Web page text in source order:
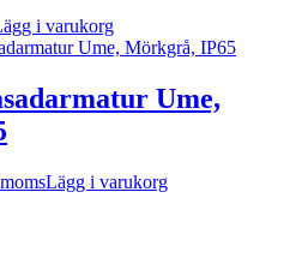
i varukorg
Ume,
Lägg i varukorg